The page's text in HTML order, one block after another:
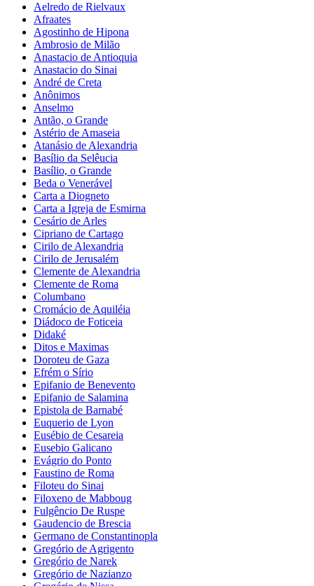
Aelredo de Rielvaux
Afraates
Agostinho de Hipona
Ambrosio de Milão
Anastacio de Antioquia
Anastacio do Sinai
André de Creta
Anônimos
Anselmo
Antão, o Grande
Astério de Amaseia
Atanásio de Alexandria
Basílio da Selêucia
Basílio, o Grande
Beda o Venerável
Carta a Diogneto
Carta a Igreja de Esmirna
Cesário de Arles
Cipriano de Cartago
Cirilo de Alexandria
Cirilo de Jerusalém
Clemente de Alexandria
Clemente de Roma
Columbano
Cromácio de Aquiléia
Diádoco de Foticeia
Didaké
Ditos e Maximas
Doroteu de Gaza
Efrém o Sírio
Epifanio de Benevento
Epifanio de Salamina
Epistola de Barnabé
Euquerio de Lyon
Eusébio de Cesareia
Eusebio Galicano
Evágrio do Ponto
Faustino de Roma
Filoteu do Sinai
Filoxeno de Mabboug
Fulgêncio De Ruspe
Gaudencio de Brescia
Germano de Constantinopla
Gregório de Agrigento
Gregório de Narek
Gregório de Nazianzo